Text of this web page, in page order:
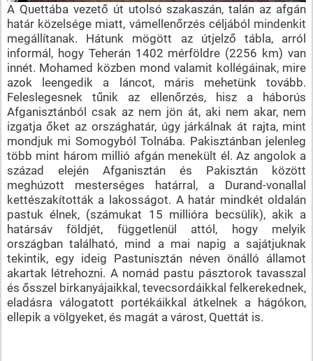
A Quettába vezető út utolsó szakaszán, talán az afgán
határ közelsége miatt, vámellenőrzés céljából mindenkit
megállítanak. Hátunk mögött az útjelző tábla, arról
informál, hogy Teherán 1402 mérföldre (2256 km) van
innét. Mohamed közben mond valamit kollégáinak, mire
azok leengedik a láncot, máris mehetünk tovább.
Feleslegesnek tűnik az ellenőrzés, hisz a háborús
Afganisztánból csak az nem jön át, aki nem akar, nem
izgatja őket az országhatár, úgy járkálnak át rajta, mint
mondjuk mi Somogyból Tolnába. Pakisztánban jelenleg
több mint három millió afgán menekült él. Az angolok a
század elején Afganisztán és Pakisztán között
meghúzott mesterséges határral, a Durand-vonallal
kettészakították a lakosságot. A határ mindkét oldalán
pastuk élnek, (számukat 15 millióra becsülik), akik a
határsáv földjét, függetlenül attól, hogy melyik
országban található, mind a mai napig a sajátjuknak
tekintik, egy ideig Pastunisztán néven önálló államot
akartak létrehozni. A nomád pastu pásztorok tavasszal
és ősszel birkanyájaikkal, tevecsordáikkal felkerekednek,
eladásra válogatott portékáikkal átkelnek a hágókon,
ellepik a völgyeket, és magát a várost, Quettát is.